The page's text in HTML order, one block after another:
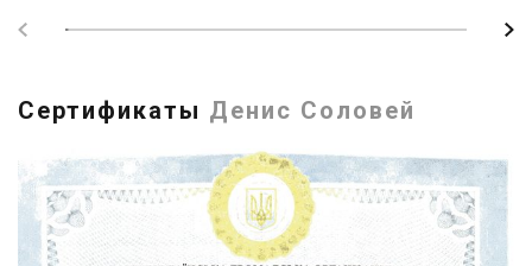
Сертификаты Денис Соловей